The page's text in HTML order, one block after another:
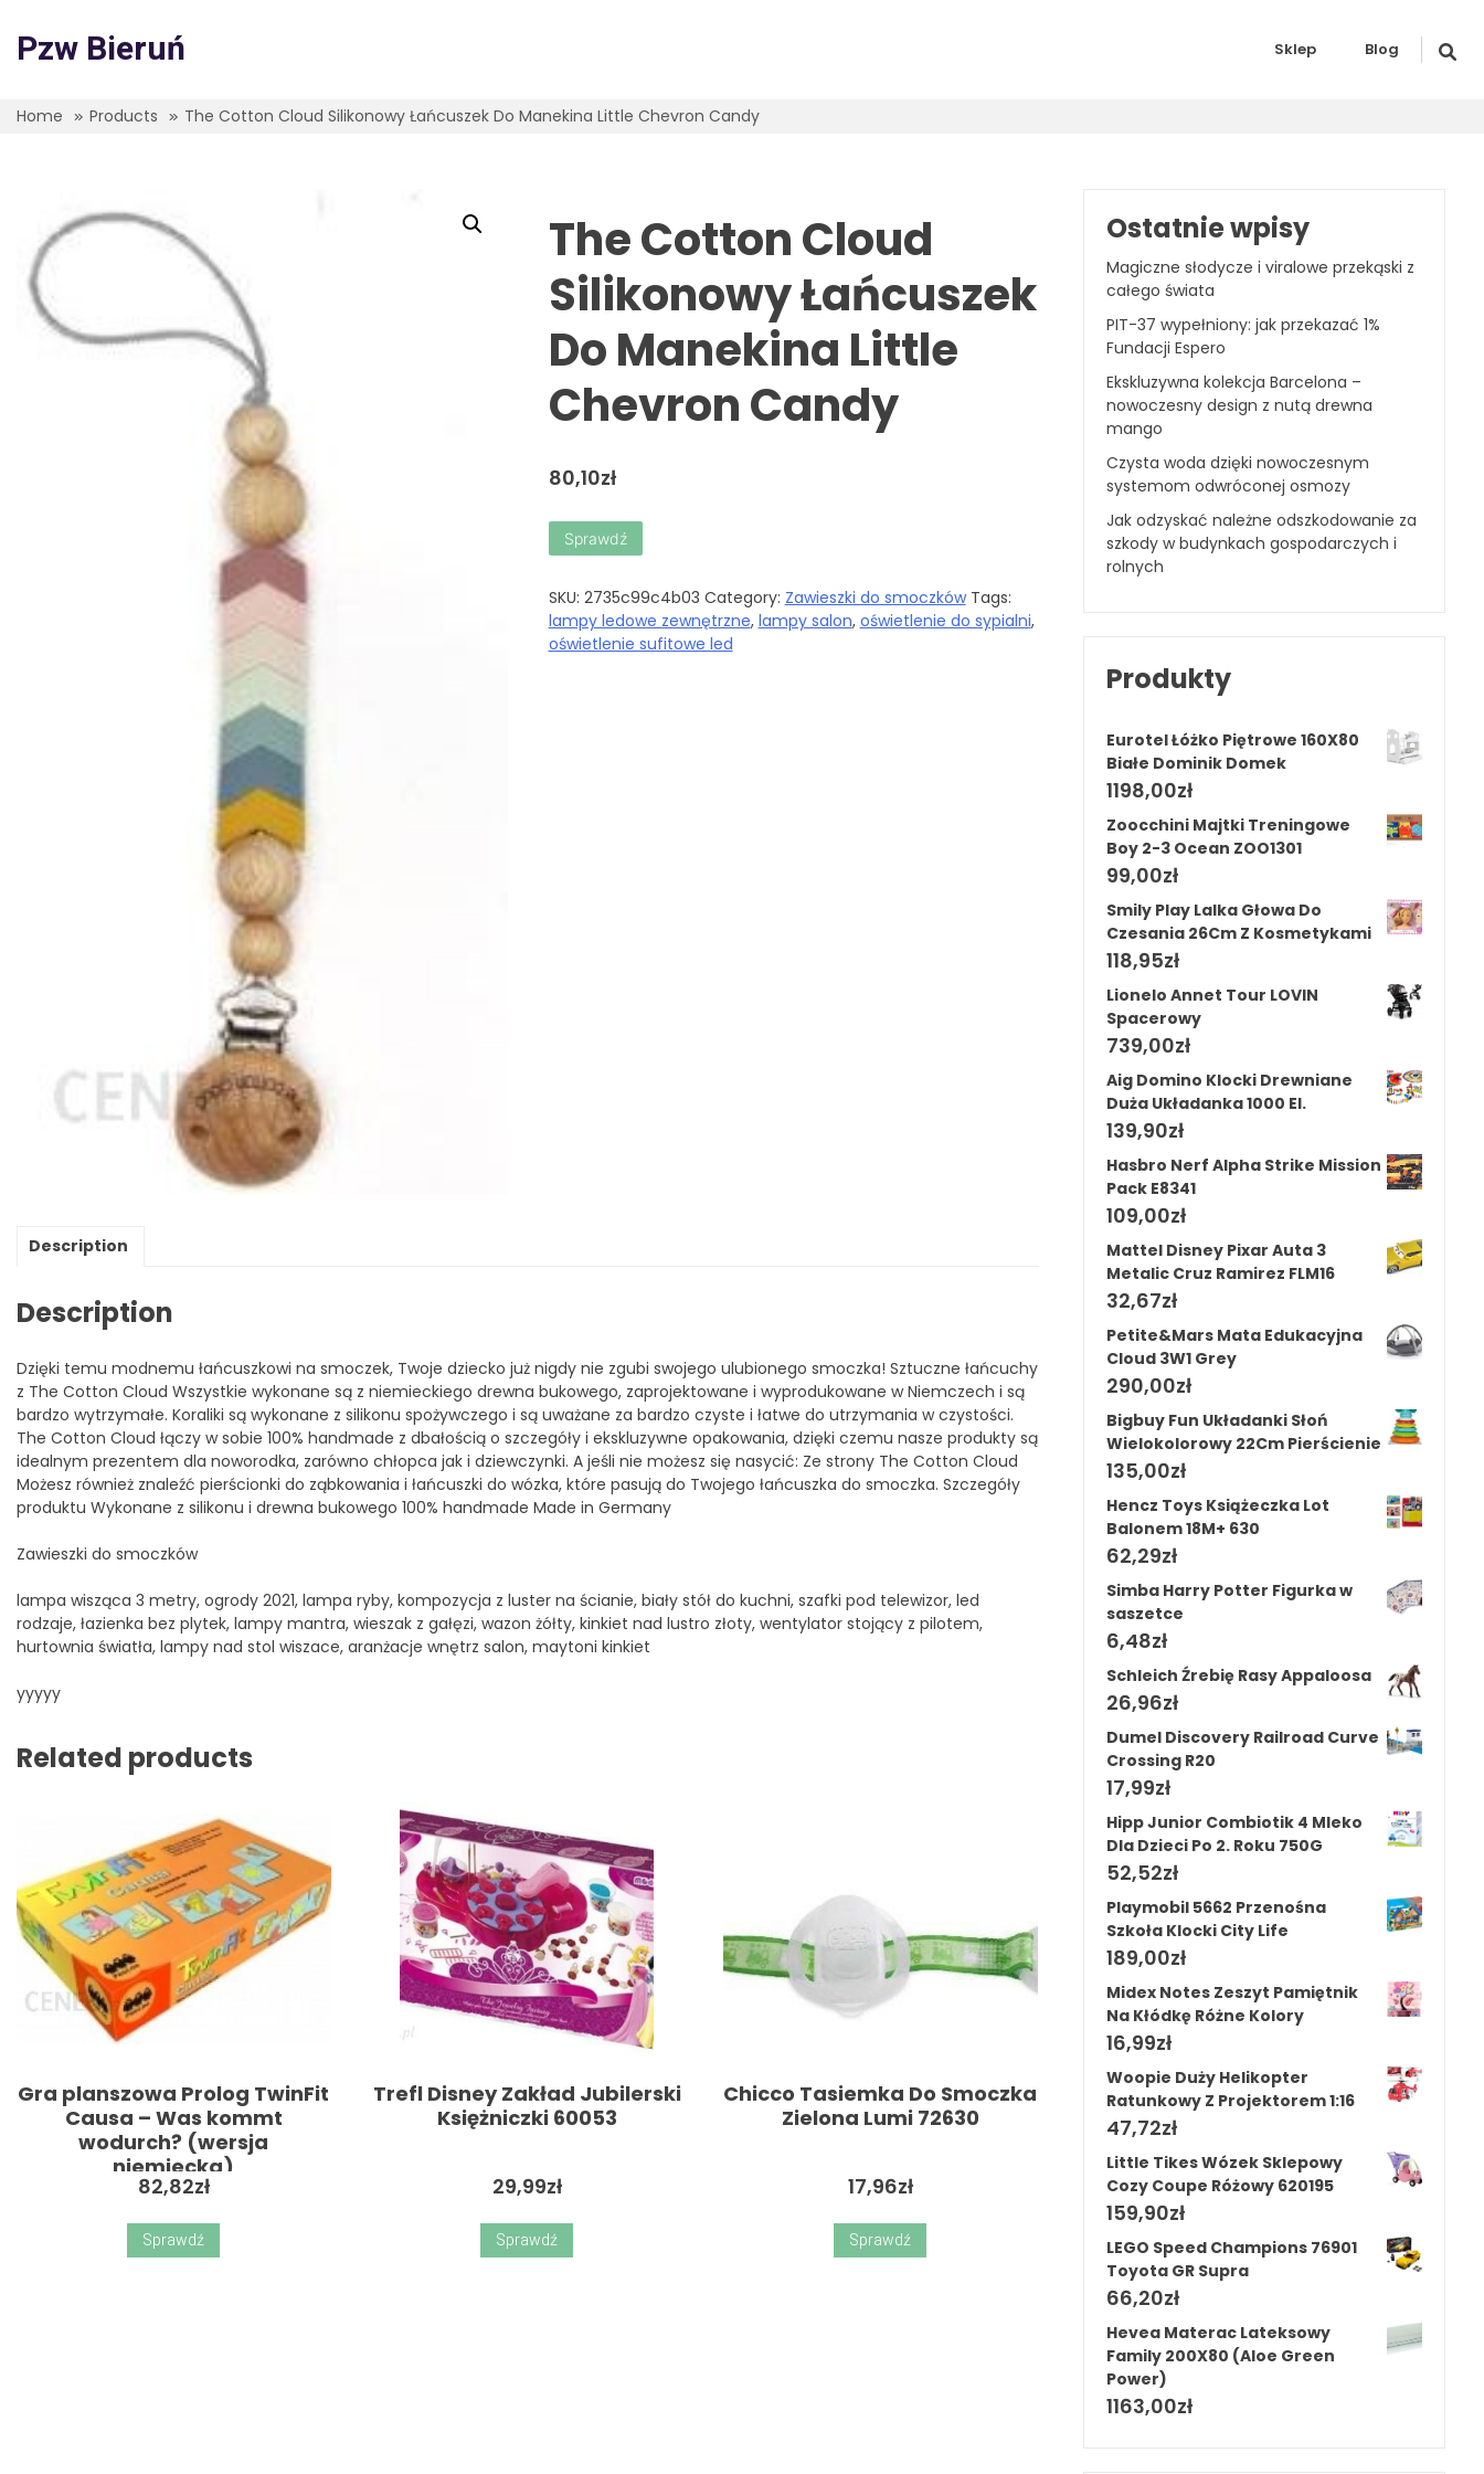
content
Pzw Bieruń Sklep Blog
Home Products The Cotton Cloud Silikonowy Łańcuszek Do Manekina Little Chevron Candy
The Cotton Cloud
Silikonowy Łańcuszek
Do Manekina Little
Chevron Candy
80,10zł
Sprawdź
SKU: 2735c99c4b03 Category: Zawieszki do smoczków Tags:
lampy ledowe zewnętrzne, lampy salon, oświetlenie do sypialni,
oświetlenie sufitowe led
Description
Description
Dzięki temu modnemu łańcuszkowi na smoczek, Twoje dziecko już nigdy nie zgubi swojego ulubionego smoczka! Sztuczne łańcuchy
z The Cotton Cloud Wszystkie wykonane są z niemieckiego drewna bukowego, zaprojektowane i wyprodukowane w Niemczech i są
bardzo wytrzymałe. Koraliki są wykonane z silikonu spożywczego i są uważane za bardzo czyste i łatwe do utrzymania w czystości.
The Cotton Cloud łączy w sobie 100% handmade z dbałością o szczegóły i ekskluzywne opakowania, dzięki czemu nasze produkty są
idealnym prezentem dla noworodka, zarówno chłopca jak i dziewczynki. A jeśli nie możesz się nasycić: Ze strony The Cotton Cloud
Możesz również znaleźć pierścionki do ząbkowania i łańcuszki do wózka, które pasują do Twojego łańcuszka do smoczka. Szczegóły
produktu Wykonane z silikonu i drewna bukowego 100% handmade Made in Germany
Zawieszki do smoczków
lampa wisząca 3 metry, ogrody 2021, lampa ryby, kompozycja z luster na ścianie, biały stół do kuchni, szafki pod telewizor, led
rodzaje, łazienka bez plytek, lampy mantra, wieszak z gałęzi, wazon żółty, kinkiet nad lustro złoty, wentylator stojący z pilotem,
hurtownia światła, lampy nad stol wiszace, aranżacje wnętrz salon, maytoni kinkiet
yyyyy
Related products
Gra planszowa Prolog TwinFit
Causa – Was kommt
wodurch? (wersja
niemiecka)
82,82zł
Sprawdź
Trefl Disney Zakład Jubilerski
Księżniczki 60053
29,99zł
Sprawdź
Chicco Tasiemka Do Smoczka
Zielona Lumi 72630
17,96zł
Sprawdź
Ostatnie wpisy
Magiczne słodycze i viralowe przekąski z
całego świata
PIT-37 wypełniony: jak przekazać 1%
Fundacji Espero
Ekskluzywna kolekcja Barcelona –
nowoczesny design z nutą drewna
mango
Czysta woda dzięki nowoczesnym
systemom odwróconej osmozy
Jak odzyskać należne odszkodowanie za
szkody w budynkach gospodarczych i
rolnych
Produkty
Eurotel Łóżko Piętrowe 160X80
Białe Dominik Domek
1198,00zł
Zoocchini Majtki Treningowe
Boy 2-3 Ocean ZOO1301
99,00zł
Smily Play Lalka Głowa Do
Czesania 26Cm Z Kosmetykami
118,95zł
Lionelo Annet Tour LOVIN
Spacerowy
739,00zł
Aig Domino Klocki Drewniane
Duża Układanka 1000 El.
139,90zł
Hasbro Nerf Alpha Strike Mission
Pack E8341
109,00zł
Mattel Disney Pixar Auta 3
Metalic Cruz Ramirez FLM16
32,67zł
Petite&Mars Mata Edukacyjna
Cloud 3W1 Grey
290,00zł
Bigbuy Fun Układanki Słoń
Wielokolorowy 22Cm Pierścienie
135,00zł
Hencz Toys Książeczka Lot
Balonem 18M+ 630
62,29zł
Simba Harry Potter Figurka w
saszetce
6,48zł
Schleich Źrebię Rasy Appaloosa
26,96zł
Dumel Discovery Railroad Curve
Crossing R20
17,99zł
Hipp Junior Combiotik 4 Mleko
Dla Dzieci Po 2. Roku 750G
52,52zł
Playmobil 5662 Przenośna
Szkoła Klocki City Life
189,00zł
Midex Notes Zeszyt Pamiętnik
Na Kłódkę Różne Kolory
16,99zł
Woopie Duży Helikopter
Ratunkowy Z Projektorem 1:16
47,72zł
Little Tikes Wózek Sklepowy
Cozy Coupe Różowy 620195
159,90zł
LEGO Speed Champions 76901
Toyota GR Supra
66,20zł
Hevea Materac Lateksowy
Family 200X80 (Aloe Green
Power)
1163,00zł